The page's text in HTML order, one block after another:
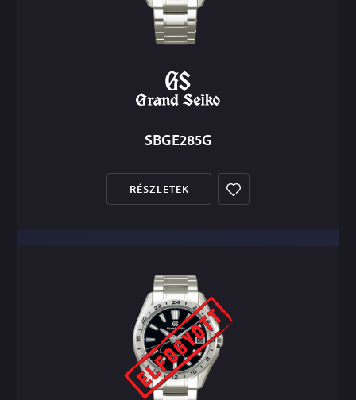
SBGE285G
RÉSZLETEK